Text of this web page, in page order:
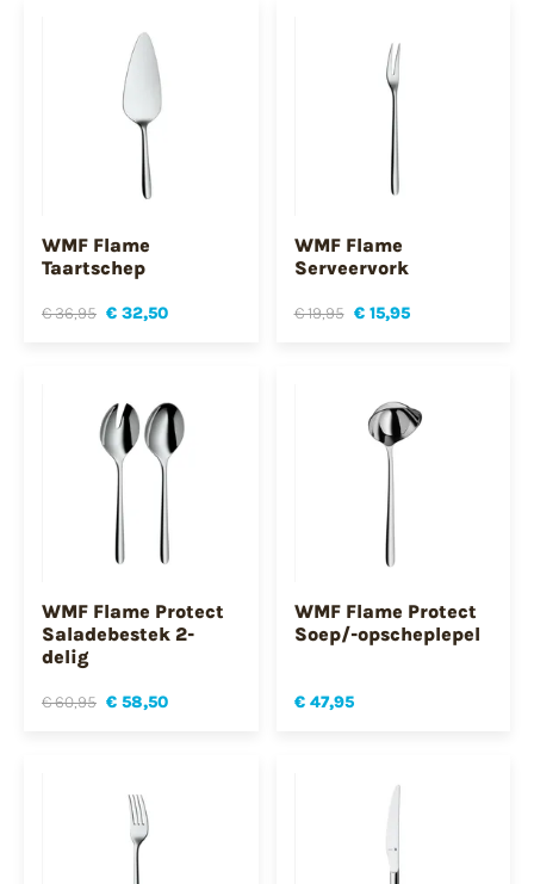
WMF Flame
Taartschep
€ 36,95 € 32,50
WMF Flame
Serveervork
€ 19,95 € 15,95
WMF Flame Protect
Saladebestek 2-
delig
€ 60,95 € 58,50
WMF Flame Protect
Soep/-opscheplepel
€ 47,95